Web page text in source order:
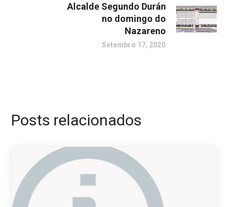
Alcalde Segundo Durán
no domingo do
Nazareno
Setembro 17, 2020
Posts relacionados